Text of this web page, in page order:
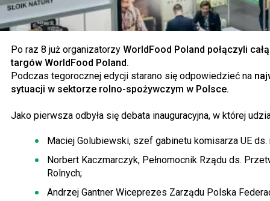
Po raz 8 już organizatorzy WorldFood Poland połączyli
targów WorldFood Poland.
Podczas tegorocznej edycji starano się odpowiedzieć na
sytuacji w sektorze rolno-spożywczym w Polsce.
Jako pierwsza odbyła się debata inauguracyjna, w której
Maciej Golubiewski, szef gabinetu komisarza UE ds.
Norbert Kaczmarczyk, Pełnomocnik Rządu ds.
Rolnych;
Andrzej Gantner Wiceprezes Zarządu Polska